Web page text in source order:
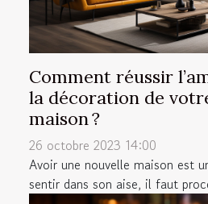
Comment réussir
la décoration de
maison ?
26 octobre 2023 14:00
Avoir une nouvelle maison est
sentir dans son aise, il faut